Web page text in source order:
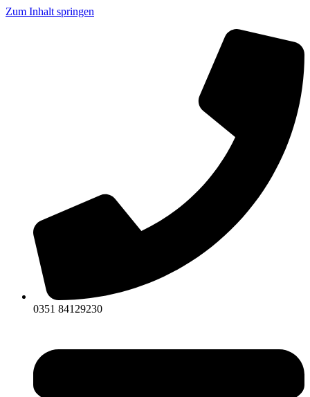
Zum Inhalt springen
0351 84129230